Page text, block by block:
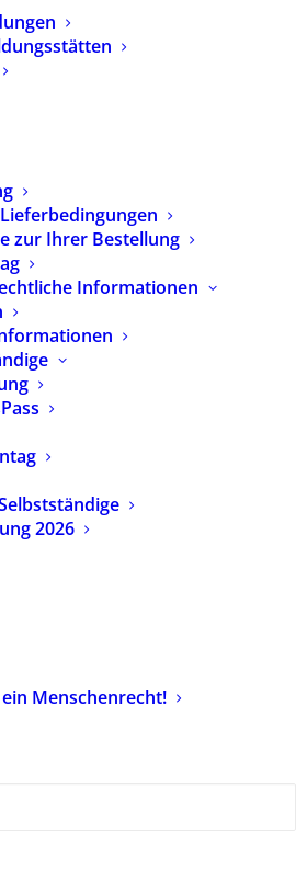
zur Ihrer Bestellung
Informationen
2026
Menschenrecht!
als Profession, Disziplin
politischen Entwicklungen.
flankieren damit
BHP, wie die
der Heilpädagogik zu
verstärken, die politische
Handelns
Berufsbild
einer breiten
zu machen.
stellen insbesondere
Heilpädagogen dar, die in
und
als Mitarbeiter:in, in
Inhaber:in eines
als
Jährlich
an der BHP-
und repräsentieren die
Berufsgruppe.
attraktive Tagung zur
und
nutzen wollen, werden